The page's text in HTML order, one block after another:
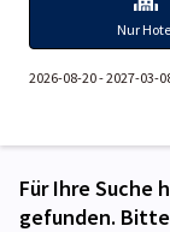
Nur
2026-08-20 - 2027-03-
Für Ihre Suche
gefunden.